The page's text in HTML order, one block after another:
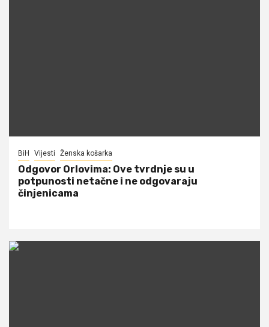
BiH Vijesti Ženska košarka
Odgovor Orlovima: ​Ove tvrdnje su u
potpunosti netačne i ne odgovaraju
činjenicama